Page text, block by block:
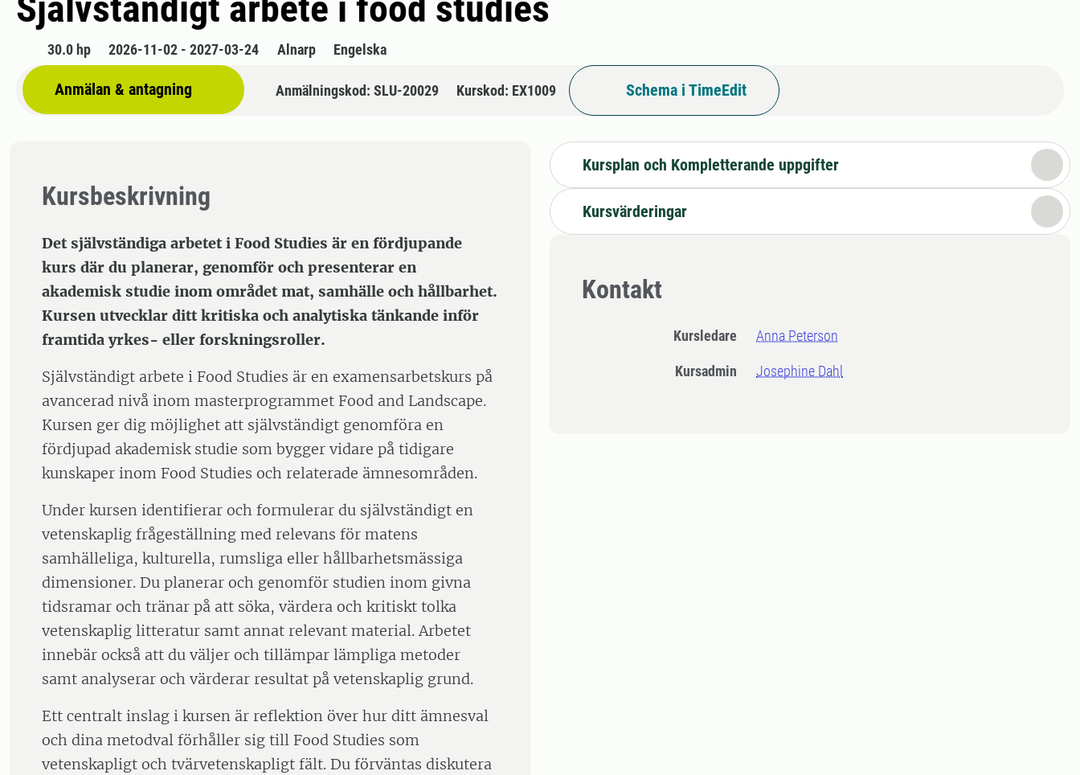
30.0 hp 2026-11-02 - 2027-03-24 Alnarp Engelska
Anmälan & antagning Anmälningskod: SLU-20029 Kurskod: EX1009 Schema i TimeEdit
Kursbeskrivning
Det självständiga arbetet i Food Studies är en fördjupande
kurs där du planerar, genomför och presenterar en
akademisk studie inom området mat, samhälle och hållbarhet.
Kursen utvecklar ditt kritiska och analytiska tänkande inför
framtida yrkes- eller forskningsroller.
Självständigt arbete i Food Studies är en examensarbetskurs på
avancerad nivå inom masterprogrammet Food and Landscape.
Kursen ger dig möjlighet att självständigt genomföra en
fördjupad akademisk studie som bygger vidare på tidigare
kunskaper inom Food Studies och relaterade ämnesområden.
Under kursen identifierar och formulerar du självständigt en
vetenskaplig frågeställning med relevans för matens
samhälleliga, kulturella, rumsliga eller hållbarhetsmässiga
dimensioner. Du planerar och genomför studien inom givna
tidsramar och tränar på att söka, värdera och kritiskt tolka
vetenskaplig litteratur samt annat relevant material. Arbetet
innebär också att du väljer och tillämpar lämpliga metoder
samt analyserar och värderar resultat på vetenskaplig grund.
Ett centralt inslag i kursen är reflektion över hur ditt ämnesval
och dina metodval förhåller sig till Food Studies som
vetenskapligt och tvärvetenskapligt fält. Du förväntas diskutera
Kursplan och Kompletterande uppgifter
Kursvärderingar
Kontakt
Kursledare Anna Peterson
Kursadmin Josephine Dahl